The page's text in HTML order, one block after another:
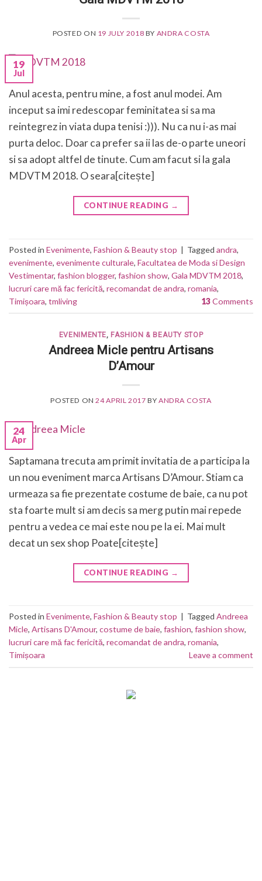
POSTED ON 19 JULY 2018 BY ANDRA COSTA
19
Jul
Anul acesta, pentru mine, a fost anul modei. Am
inceput sa imi redescopar feminitatea si sa ma
reintegrez in viata dupa tenisi :))). Nu ca nu i-as mai
purta deloc. Doar ca prefer sa ii las de-o parte uneori
si sa adopt altfel de tinute. Cum am facut si la gala
MDVTM 2018. O seara[citește]
CONTINUE READING →
Posted in Evenimente, Fashion & Beauty stop | Tagged andra,
evenimente, evenimente culturale, Facultatea de Moda si Design
Vestimentar, fashion blogger, fashion show, Gala MDVTM 2018,
lucruri care mă fac fericită, recomandat de andra, romania,
Timișoara, tmliving 13Comments
EVENIMENTE, FASHION & BEAUTY STOP
Andreea Micle pentru Artisans
D’Amour
POSTED ON24 APRIL 2017 BY ANDRA COSTA
24
Apr
Saptamana trecuta am primit invitatia de a participa la
un nou eveniment marca Artisans D’Amour. Stiam ca
urmeaza sa fie prezentate costume de baie, ca nu pot
sta foarte mult si am decis sa merg putin mai repede
pentru a vedea ce mai este nou pe la ei. Mai mult
decat un sex shop Poate[citește]
CONTINUE READING →
Posted in Evenimente, Fashion & Beauty stop | Tagged Andreea
Micle, Artisans D'Amour, costume de baie, fashion, fashion show,
lucruri care mă fac fericită, recomandat de andra, romania,
Timișoara
Leave a comment